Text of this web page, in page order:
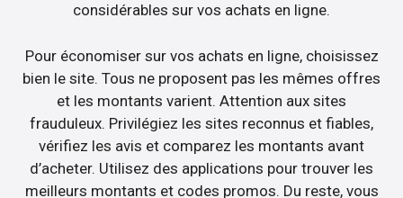
considérables sur vos achats en ligne.
Pour économiser sur vos achats en ligne, choisissez
bien le site. Tous ne proposent pas les mêmes offres
et les montants varient. Attention aux sites
frauduleux. Privilégiez les sites reconnus et fiables,
vérifiez les avis et comparez les montants avant
d’acheter. Utilisez des applications pour trouver les
meilleurs montants et codes promos. Du reste, vous